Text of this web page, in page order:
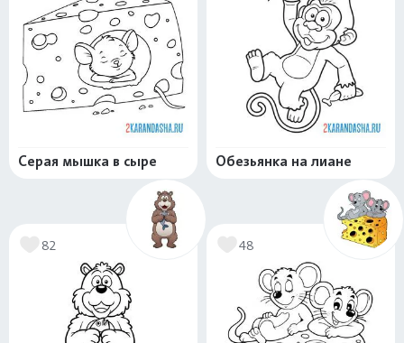
Серая мышка в сыре Обезьянка на лиане
82 48